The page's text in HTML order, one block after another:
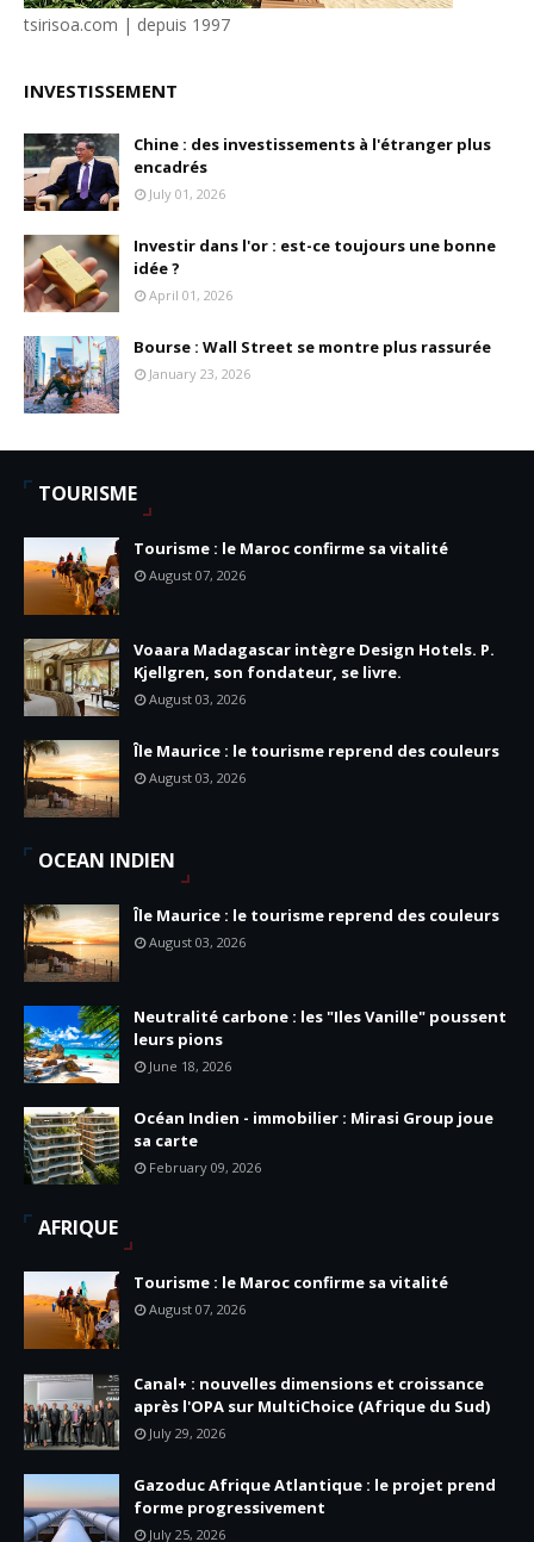
tsirisoa.com | depuis 1997
INVESTISSEMENT
Chine : des investissements à l'étranger plus
encadrés
July 01, 2026
Investir dans l'or : est-ce toujours une bonne
idée ?
April 01, 2026
Bourse : Wall Street se montre plus rassurée
January 23, 2026
TOURISME
Tourisme : le Maroc confirme sa vitalité
August 07, 2026
Voaara Madagascar intègre Design Hotels. P.
Kjellgren, son fondateur, se livre.
August 03, 2026
Île Maurice : le tourisme reprend des couleurs
August 03, 2026
OCEAN INDIEN
Île Maurice : le tourisme reprend des couleurs
August 03, 2026
Neutralité carbone : les "Iles Vanille" poussent
leurs pions
June 18, 2026
Océan Indien - immobilier : Mirasi Group joue
sa carte
February 09, 2026
AFRIQUE
Tourisme : le Maroc confirme sa vitalité
August 07, 2026
Canal+ : nouvelles dimensions et croissance
après l'OPA sur MultiChoice (Afrique du Sud)
July 29, 2026
Gazoduc Afrique Atlantique : le projet prend
forme progressivement
July 25, 2026